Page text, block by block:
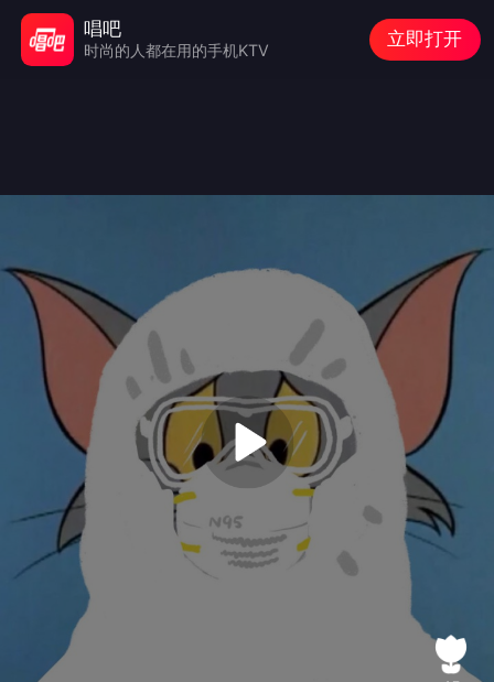
唱吧
时尚的人都在用的手机KTV
立即打开